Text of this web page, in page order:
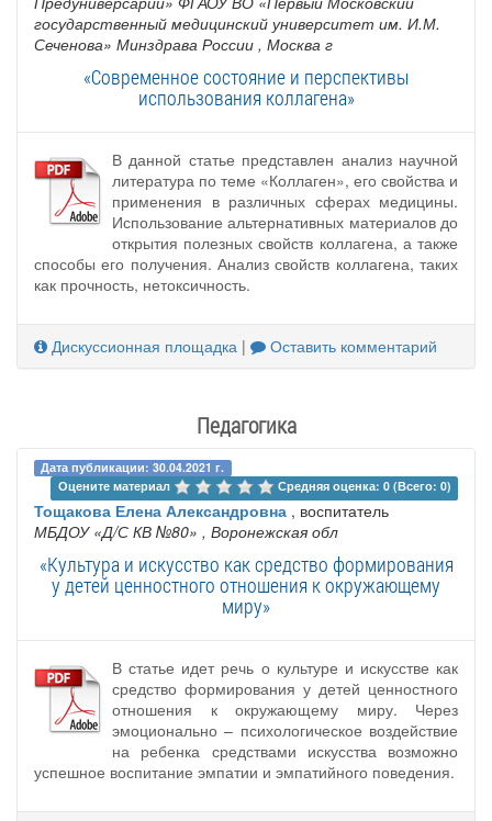
государственный медицинский университет им. И.М.
Сеченова» Минздрава России , Москва г
«Современное состояние и перспективы
использования коллагена»
В данной статье представлен анализ научной
литература по теме «Коллаген», его свойства и
применения в различных сферах медицины.
Использование альтернативных материалов до
открытия полезных свойств коллагена, а также
способы его получения. Анализ свойств коллагена, таких
как прочность, нетоксичность.
Дискуссионная площадка | Оставить комментарий
Педагогика
Дата публикации: 30.04.2021 г.
Оцените материал
Средняя оценка: 0 (Всего: 0)
Тощакова Елена Александровна , воспитатель
МБДОУ «Д/С КВ №80» , Воронежская обл
«Культура и искусство как средство формирования
у детей ценностного отношения к окружающему
миру»
В статье идет речь о культуре и искусстве как
средство формирования у детей ценностного
отношения к окружающему миру. Через
эмоционально – психологическое воздействие
на ребенка средствами искусства возможно
успешное воспитание эмпатии и эмпатийного поведения.